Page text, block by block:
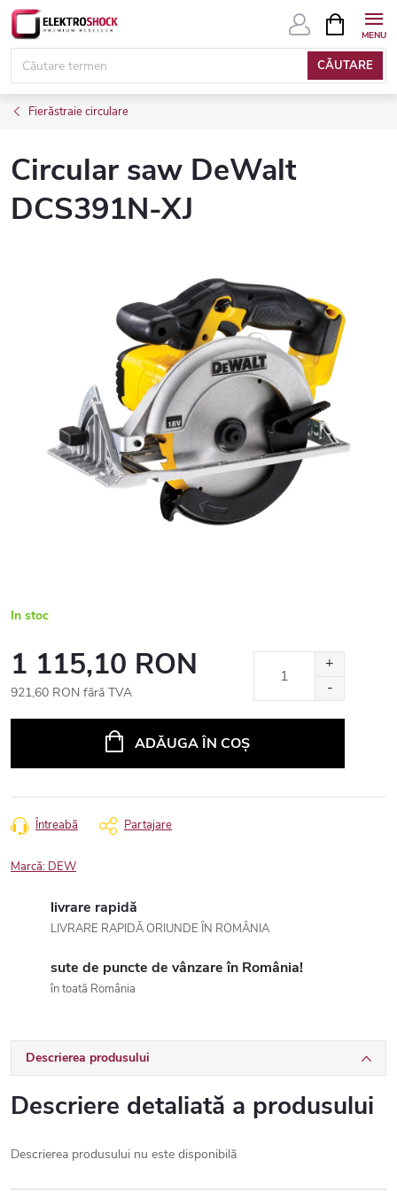
Treci
conținut
CĂUTARE
COŞ
DE
Fierăstraie circulare
Circular saw DeWalt
DCS391N-XJ
In stoc
1 115,10 RON
921,60 RON fără TVA
ADĂUGA ÎN COŞ
Întreabă Partajare
Marcă: DEW
livrare rapidă
LIVRARE RAPIDĂ ORIUNDE ÎN ROMÂNIA
sute de puncte de vânzare în România!
în toată România
Descrierea produsului
Descriere detaliată a produsului
Descrierea produsului nu este disponibilă